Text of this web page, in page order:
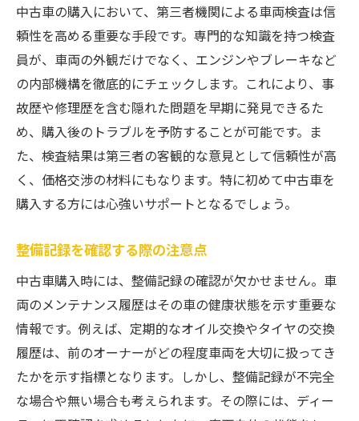
中古車の購入において、第三者機関による車両検査は信
頼性を高める重要な手段です。専門的な知識を持つ検査
員が、車両の外観だけでなく、エンジンやブレーキなど
の内部機構を徹底的にチェックします。これにより、事
故歴や修理歴を含む隠れた問題を早期に発見できるた
め、購入後のトラブルを予防することが可能です。ま
た、検査結果は第三者の客観的な意見として信頼性が高
く、価格交渉の材料にもなります。特に初めて中古車を
購入する方には心強いサポートとなるでしょう。
整備記録を確認する際の注意点
中古車購入時には、整備記録の確認が欠かせません。車
両のメンテナンス履歴はその車の健康状態を示す重要な
情報です。例えば、定期的なオイル交換やタイヤの交換
履歴は、前のオーナーがどの程度車両を大切に扱ってき
たかを示す指標となります。しかし、整備記録が不完全
な場合や無い場合も考えられます。その際には、ディー